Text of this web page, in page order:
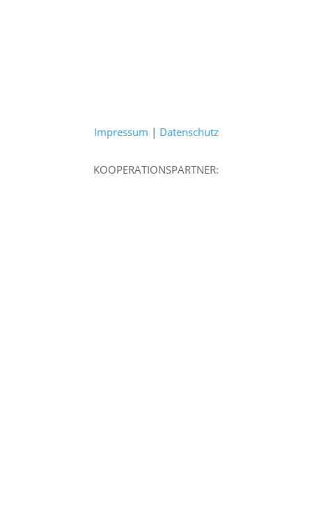
Impressum | Datenschutz
KOOPERATIONSPARTNER: